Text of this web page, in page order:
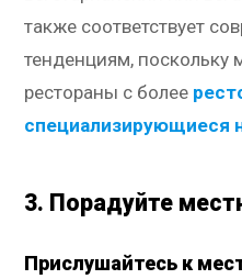
также соответствует
тенденциям, поскольку
рестораны с более
специализирующиеся
3. Порадуйте
Прислушайтесь к